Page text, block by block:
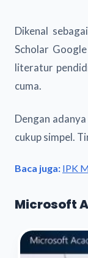
Dikenal
Scholar
literatur
cuma.
Dengan
cukup simpel.
Baca juga: IPK
Microsoft